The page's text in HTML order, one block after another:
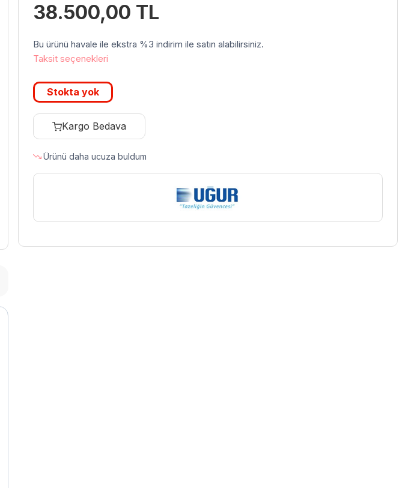
38.500,00 TL
Bu ürünü havale ile ekstra %3 indirim ile satın alabilirsiniz.
Taksit seçenekleri
Stokta yok
Kargo Bedava
Ürünü daha ucuza buldum